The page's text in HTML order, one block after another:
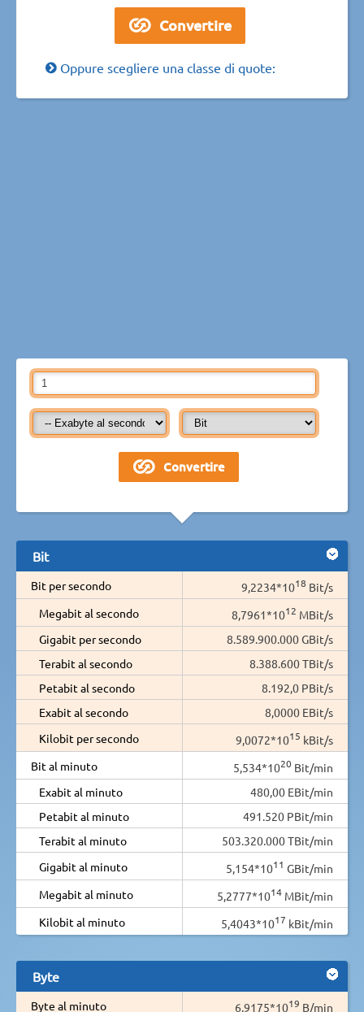
Oppure scegliere una classe di quote:
Bit
Bit per secondo 9,2234*1018 Bit/s
Megabit al secondo
8,7961*1012 MBit/s
Gigabit per secondo
8.589.900.000 GBit/s
Terabit al secondo
8.388.600 TBit/s
Petabit al secondo
8.192,0 PBit/s
Exabit al secondo
8,0000 EBit/s
Kilobit per secondo
9,0072*1015 kBit/s
Bit al minuto
5,534*1020 Bit/min
Exabit al minuto
480,00 EBit/min
Petabit al minuto
491.520 PBit/min
Terabit al minuto
503.320.000 TBit/min
Gigabit al minuto
5,154*1011 GBit/min
Megabit al minuto
5,2777*1014 MBit/min
Kilobit al minuto
5,4043*1017 kBit/min
Byte
Byte al minuto 6,9175*1019 B/min